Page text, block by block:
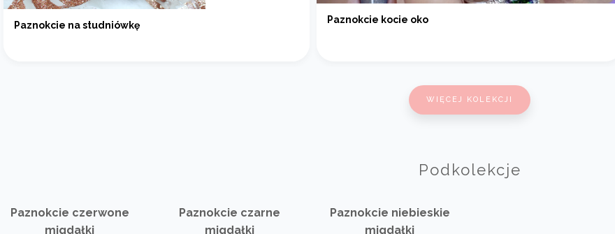
Paznokcie na studniówkę Paznokcie kocie oko
WIĘCEJ KOLEKCJI
Podkolekcje
Paznokcie czerwone
migdałki
Paznokcie czarne
migdałki
Paznokcie niebieskie
migdałki